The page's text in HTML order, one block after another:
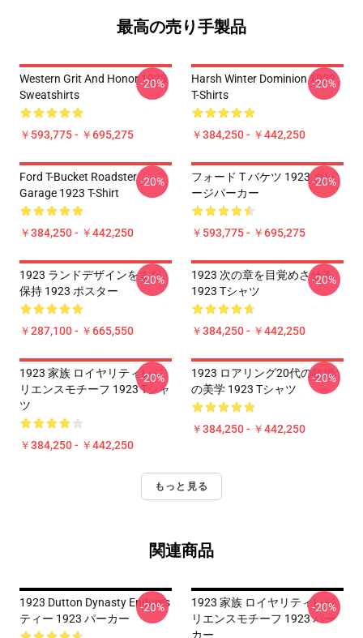
最高の売り手製品
Western Grit And Honor 1923
Sweatshirts
￥593,775 - ￥695,275
-20%
Harsh Winter Dominion 1923
T-Shirts
￥384,250 - ￥442,250
-20%
Ford T-Bucket Roadster
Garage 1923 T-Shirt
￥384,250 - ￥442,250
-20%
フォード T バケツ 1923 ガレ
ージパーカー
￥593,775 - ￥695,275
-20%
1923 ランドデザインをまだ
保持 1923 ポスター
￥287,100 - ￥665,550
-20%
1923 次の章を目覚めさせる
1923 Tシャツ
￥384,250 - ￥442,250
-20%
1923 家族 ロイヤリティレジ
リエンスモチーフ 1923 Tシャ
ツ
￥384,250 - ￥442,250
-20%
1923 ロアリング20代の牧場
の美学 1923 Tシャツ
￥384,250 - ￥442,250
-20%
もっと見る
関連商品
1923 Dutton Dynasty Endures
ティー 1923 パーカー
-20%
1923 家族 ロイヤリティレジ
リエンスモチーフ 1923 パー
カー
-20%